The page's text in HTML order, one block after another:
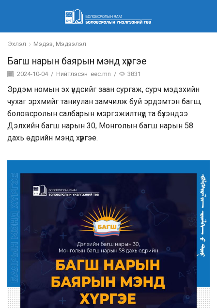
Эхлэл Мэдээ, Мэдээлэл
Багш нарын баярын мэнд хүргэе
2024-10-04 / Нийтлэсэн eec.mn / 3831
Эрдэм номын эх үндсийг заан сургаж, сурч мэдэхийн
чухаг эрхмийг таниулан замчилж буй эрдэмтэн багш,
боловсролын салбарын мэргэжилтнүүд та бүхэндээ
Дэлхийн багш нарын 30, Монголын багш нарын 58
дахь өдрийн мэнд хүргэе.